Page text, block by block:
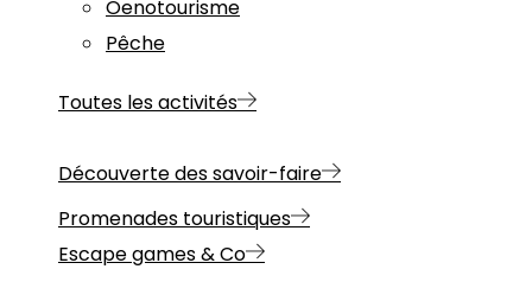
Oenotourisme
Pêche
Toutes les activités
Découverte des savoir-faire
Promenades touristiques
Escape games & Co